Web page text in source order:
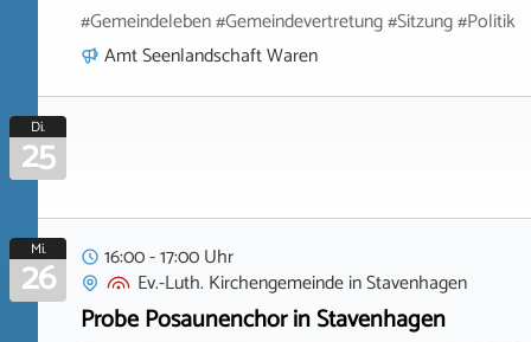
#Gemeindeleben #Gemeindevertretung #Sitzung #Politik
Amt Seenlandschaft Waren
Di.
25
Mi.
26
16:00 - 17:00 Uhr
Ev.-Luth. KirchengemeindeinStavenhagen
Probe Posaunenchor in Stavenhagen